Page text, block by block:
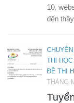
10,
đến
THI
ĐỀ THI
THÁNG